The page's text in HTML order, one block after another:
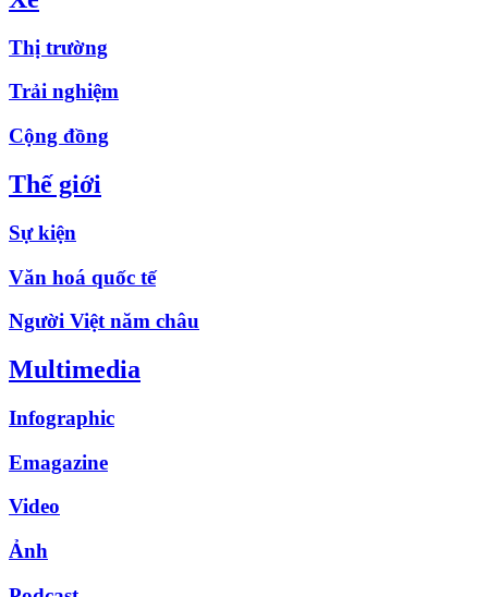
Thị trường
Trải nghiệm
Cộng đồng
Thế giới
Sự kiện
Văn hoá quốc tế
Người Việt năm châu
Multimedia
Infographic
Emagazine
Video
Ảnh